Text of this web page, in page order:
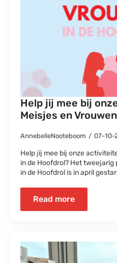
Help jij mee bij
Meisjes en
AnnebelleNooteboom 07-10-
Help jij mee bij onze
in de Hoofdrol? Het
in de Hoofdrol is in april
Read more